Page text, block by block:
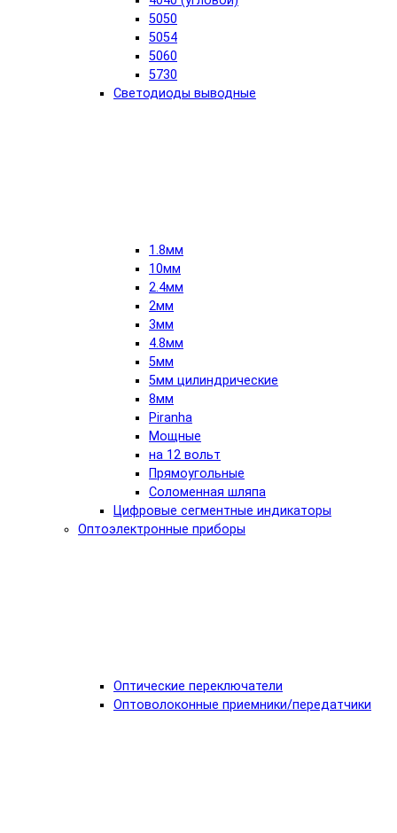
5050
5054
5060
5730
Светодиоды выводные
1.8мм
10мм
2.4мм
2мм
3мм
4.8мм
5мм
5мм цилиндрические
8мм
Piranha
Мощные
на 12 вольт
Прямоугольные
Соломенная шляпа
Цифровые сегментные индикаторы
Оптоэлектронные приборы
Оптические переключатели
Оптоволоконные приемники/передатчики